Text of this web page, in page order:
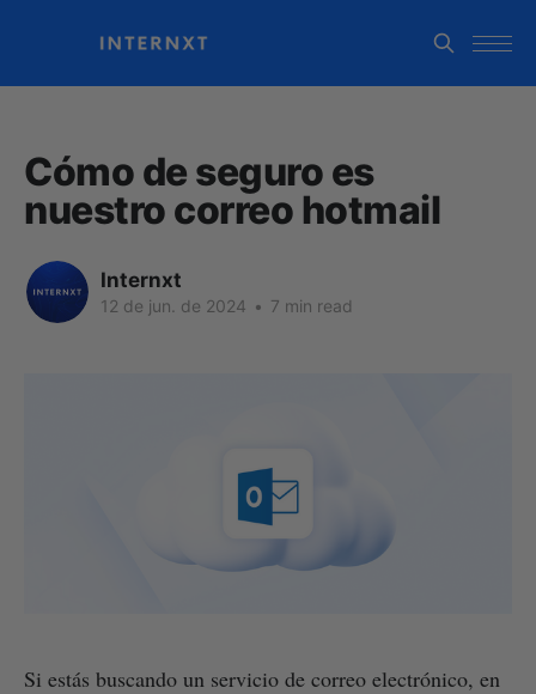
Cómo de seguro es
nuestro correo hotmail
Internxt
12 de jun. de 2024 • 7 min read
Si estás buscando un servicio de correo electrónico, en